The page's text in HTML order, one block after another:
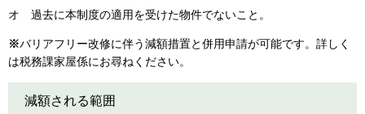
オ 過去に本制度の適用を受けた物件でないこと。
※バリアフリー改修に伴う減額措置と併用申請が可能です。詳しく
は税務課家屋係にお尋ねください。
減額される範囲